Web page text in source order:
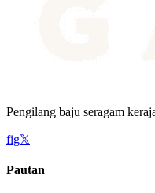
Pengilang baju seragam
fig𝕏
Pautan